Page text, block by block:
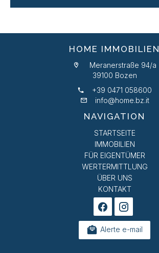
HOME IMMOBILIEN
Meranerstraße 94/a
39100 Bozen
+39 0471 058600
info@home.bz.it
NAVIGATION
STARTSEITE
IMMOBILIEN
FÜR EIGENTÜMER
WERTERMITTLUNG
ÜBER UNS
KONTAKT
Alerte e-mail